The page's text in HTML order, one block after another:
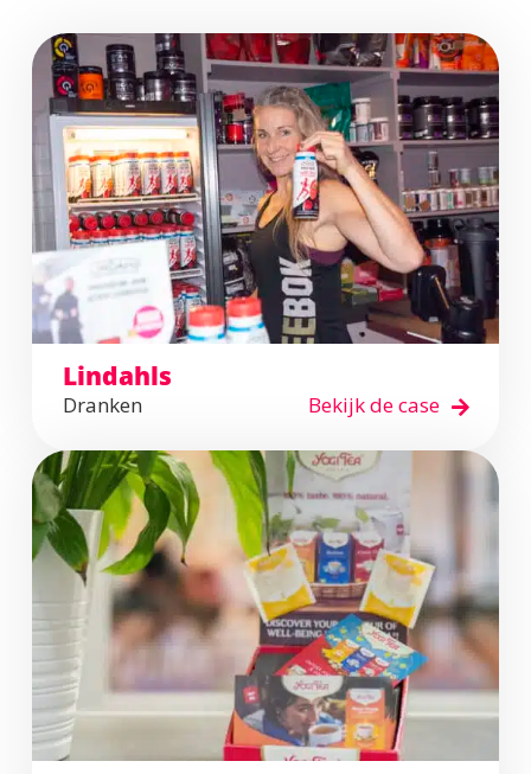
Lindahls
Dranken Bekijk de case